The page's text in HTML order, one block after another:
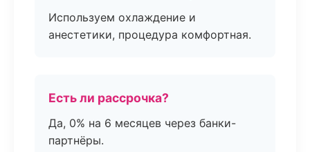
Используем охлаждение и
анестетики, процедура комфортная.
Есть ли рассрочка?
Да, 0% на 6 месяцев через банки-
партнёры.